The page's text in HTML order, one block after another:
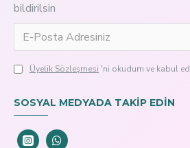
bildirilsin
Üyelik Sözleşmesi 'ni okudum ve kabul
SOSYAL MEDYADA TAKİP EDİN